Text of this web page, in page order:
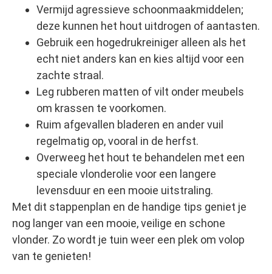
Vermijd agressieve schoonmaakmiddelen;
deze kunnen het hout uitdrogen of aantasten.
Gebruik een hogedrukreiniger alleen als het
echt niet anders kan en kies altijd voor een
zachte straal.
Leg rubberen matten of vilt onder meubels
om krassen te voorkomen.
Ruim afgevallen bladeren en ander vuil
regelmatig op, vooral in de herfst.
Overweeg het hout te behandelen met een
speciale vlonderolie voor een langere
levensduur en een mooie uitstraling.
Met dit stappenplan en de handige tips geniet je
nog langer van een mooie, veilige en schone
vlonder. Zo wordt je tuin weer een plek om volop
van te genieten!